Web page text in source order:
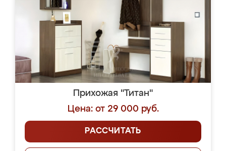
Прихожая "Титан"
Цена: от 29 000 руб.
РАССЧИТАТЬ